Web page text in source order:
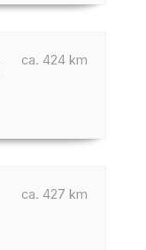
ca. 424 km
ca. 427 km